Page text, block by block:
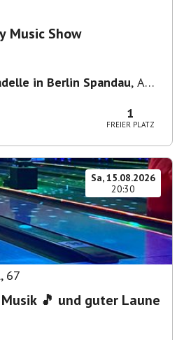
Music Show
in Berlin Spandau, Am
1
FREIER PLATZ
Sa, 15.08.2026
20:30
, 67
🎵 und guter Laune